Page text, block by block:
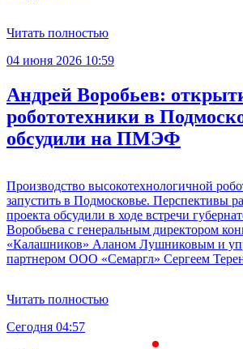
Читать полностью
04 июня 2026 10:59
Андрей Воробьев:
робототехники в
обсудили на ПМЭФ
Производство высокотехнологичной
запустить в Подмосковье. Перспективы
проекта обсудили в ходе встречи
Воробьева с генеральным директором
«Калашников» Аланом Лушниковым и
партнером ООО «Семаргл» Сергеем
Читать полностью
Сегодня 04:57